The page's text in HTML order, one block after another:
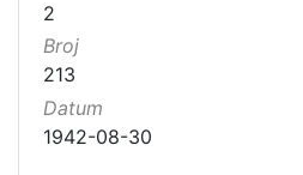
2
Broj
213
Datum
1942-08-30